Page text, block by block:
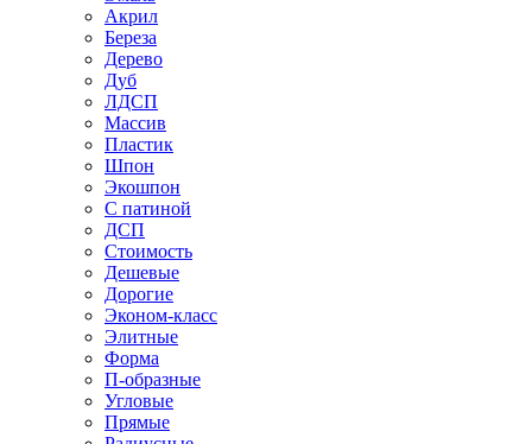
Акрил
Береза
Дерево
Дуб
ЛДСП
Массив
Пластик
Шпон
Экошпон
С патиной
ДСП
Стоимость
Дешевые
Дорогие
Эконом-класс
Элитные
Форма
П-образные
Угловые
Прямые